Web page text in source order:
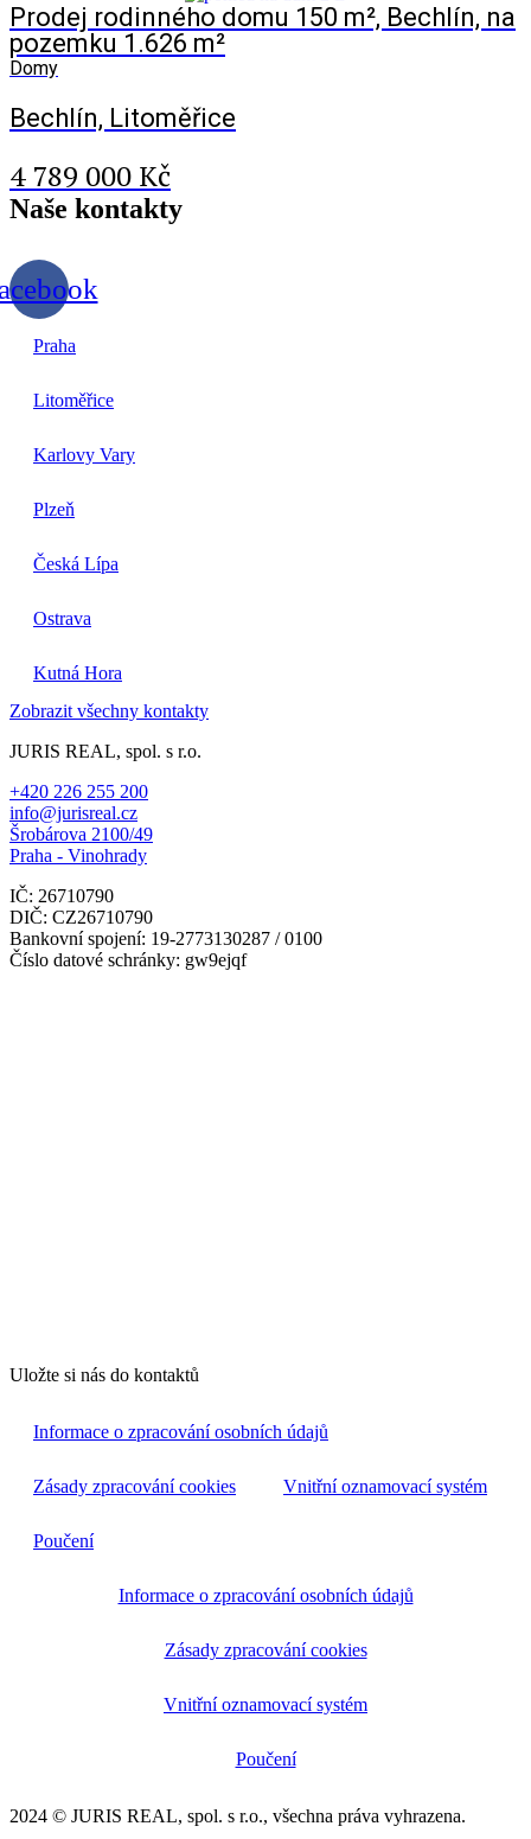
Prodej rodinného domu 150 m², Bechlín, na
pozemku 1.626 m²
Domy
Bechlín, Litoměřice
4 789 000 Kč
Naše kontakty
Praha
Litoměřice
Karlovy Vary
Plzeň
Česká Lípa
Ostrava
Kutná Hora
Zobrazit všechny kontakty
JURIS REAL, spol. s r.o.
+420 226 255 200
info@jurisreal.cz
Šrobárova 2100/49
Praha - Vinohrady
IČ: 26710790
DIČ: CZ26710790
Bankovní spojení: 19-2773130287 / 0100
Číslo datové schránky: gw9ejqf
Uložte si nás do kontaktů
Informace o zpracování osobních údajů
Zásady zpracování cookies Vnitřní oznamovací systém
Poučení
Informace o zpracování osobních údajů
Zásady zpracování cookies
Vnitřní oznamovací systém
Poučení
2024 © JURIS REAL, spol. s r.o., všechna práva vyhrazena.